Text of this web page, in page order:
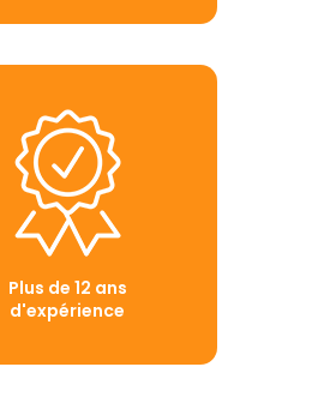
Plus de 12 ans
d'expérience